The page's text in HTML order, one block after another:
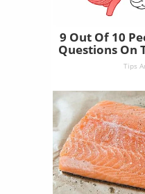
9 Out Of 10
Questions On
Tips